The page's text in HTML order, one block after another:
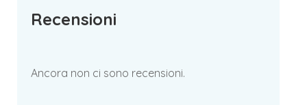
Recensioni
Ancora non ci sono recensioni.